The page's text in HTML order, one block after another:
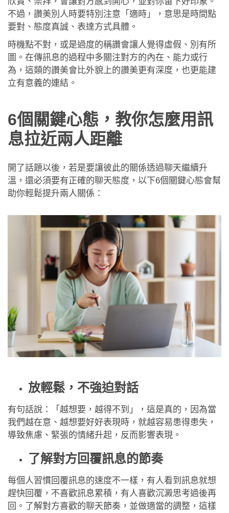
不過，讚美別人時要特別注意「適時」，意思是時間點
要對、態度真誠、表達方式具體。
時機點不對，或是過度的稱讚會讓人覺得虛假、別有所
圖。在傳訊息的過程中多關注對方的內在、能力或行
為，這類的讚美會比外貌上的讚美更有深度，也更能建
立有意義的連結。
6個關鍵心態，教你怎麼用訊
息拉近兩人距離
開了話題以後，若是要讓彼此的關係透過聊天繼續升
溫，還必須要有正確的聊天態度，以下6個關鍵心態會幫
助你輕鬆提升兩人關係：
放輕鬆，不強迫對話
有句話說：「越想要，越得不到」，這是真的，因為當
我們越在意、越想要好好表現時，就越容易患得患失，
導致焦慮、緊張的情緒升起，反而影響表現。
了解對方回覆訊息的節奏
每個人習慣回覆訊息的速度不一樣，有人看到訊息就想
趕快回覆，不喜歡訊息累積，有人喜歡沉澱思考過後再
回。了解對方喜歡的聊天節奏，並做適當的調整，這樣